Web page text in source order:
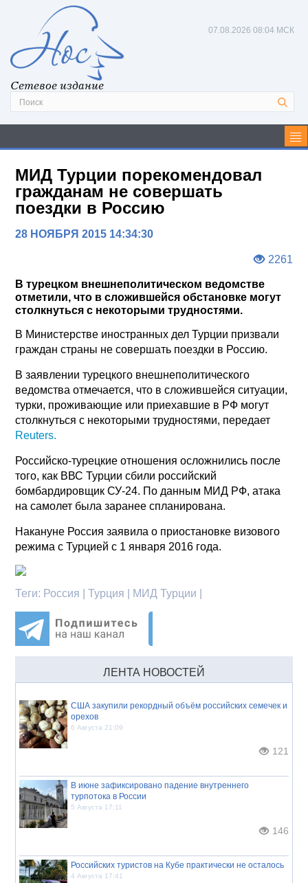
Сетевое издание
07.08.2026 08:04 МСК
МИД Турции порекомендовал
гражданам не совершать
поездки в Россию
28 НОЯБРЯ 2015 14:34:30
2261
В турецком внешнеполитическом ведомстве
отметили, что в сложившейся обстановке могут
столкнуться с некоторыми трудностями.
В Министерстве иностранных дел Турции призвали
граждан страны не совершать поездки в Россию.
В заявлении турецкого внешнеполитического
ведомства отмечается, что в сложившейся ситуации,
турки, проживающие или приехавшие в РФ могут
столкнуться с некоторыми трудностями, передает
Reuters.
Российско-турецкие отношения осложнились после
того, как ВВС Турции сбили российский
бомбардировщик СУ-24. По данным МИД РФ, атака
на самолет была заранее спланирована.
Накануне Россия заявила о приостановке визового
режима с Турцией с 1 января 2016 года.
Теги: Россия | Турция | МИД Турции |
ЛЕНТА НОВОСТЕЙ
США закупили рекордный объём российских семечек и
орехов
6 Августа 21:09
121
В июне зафиксировано падение внутреннего
турпотока в России
5 Августа 17:11
146
Российских туристов на Кубе практически не осталось
4 Августа 17:41